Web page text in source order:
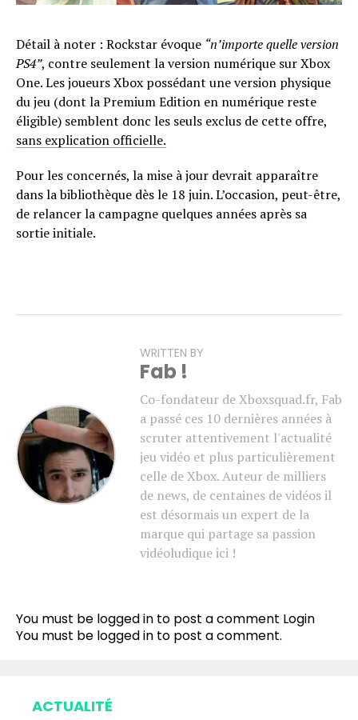
Détail à noter : Rockstar évoque “n’importe quelle version
PS4”, contre seulement la version numérique sur Xbox
One. Les joueurs Xbox possédant une version physique
du jeu (dont la Premium Edition en numérique reste
éligible) semblent donc les seuls exclus de cette offre,
sans explication officielle.
Pour les concernés, la mise à jour devrait apparaître
dans la bibliothèque dès le 18 juin. L’occasion, peut-être,
de relancer la campagne quelques années après sa
sortie initiale.
WRITTEN BY
Fab !
Co-fondateur de Xboxsquad.fr, Fab
a passé ces 10 dernières années à
scruter attentivement l'actualité
jeu vidéo et plus particulièrement
celle de Xbox. Auteur de milliers
de news, de centaines de vidéos il
est désormais un expert de la
marque qui partage sa passion
vidéoludique ici !
You must be logged in to post a comment Login
You must be logged in to post a comment.
ACTUALITÉ